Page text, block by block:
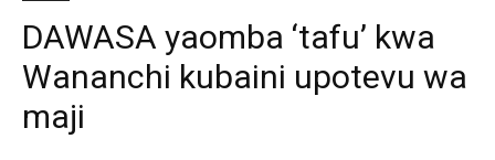
DAWASA yaomba ‘tafu’ kwa
Wananchi kubaini upotevu wa
maji